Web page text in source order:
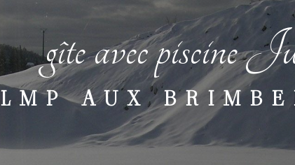
gîte avec piscine
LMP AUX